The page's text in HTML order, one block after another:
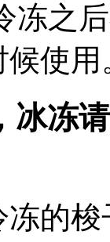
冻之
候使用
冰冻
的